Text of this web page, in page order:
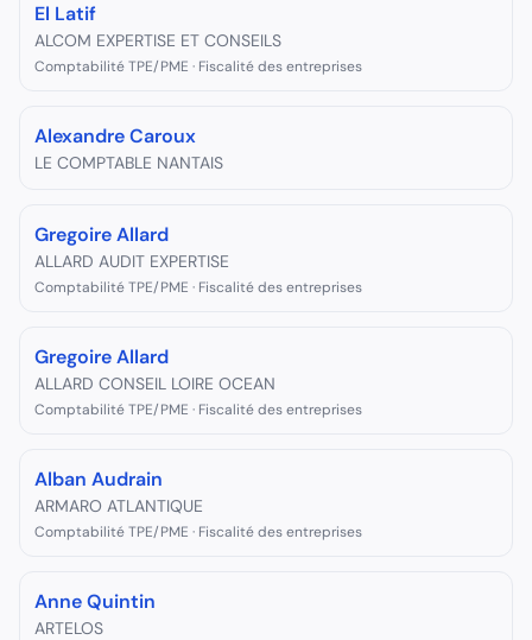
El Latif
ALCOM EXPERTISE ET CONSEILS
Comptabilité TPE/PME · Fiscalité des entreprises
Alexandre Caroux
LE COMPTABLE NANTAIS
Gregoire Allard
ALLARD AUDIT EXPERTISE
Comptabilité TPE/PME · Fiscalité des entreprises
Gregoire Allard
ALLARD CONSEIL LOIRE OCEAN
Comptabilité TPE/PME · Fiscalité des entreprises
Alban Audrain
ARMARO ATLANTIQUE
Comptabilité TPE/PME · Fiscalité des entreprises
Anne Quintin
ARTELOS